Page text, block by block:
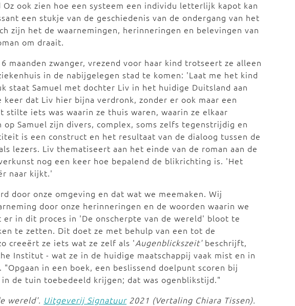
Oz ook zien hoe een systeem een individu letterlijk kapot kan
een stukje van de geschiedenis van de ondergang van het
zijn het de waarnemingen, herinneringen en belevingen van
om draait.
maanden zwanger, vrezend voor haar kind trotseert ze alleen
in de nabijgelegen stad te komen: 'Laat me het kind
staat Samuel met dochter Liv in het huidige Duitsland aan
keer dat Liv hier bijna verdronk, zonder er ook maar een
stilte iets was waarin ze thuis waren, waarin ze elkaar
Samuel zijn divers, complex, soms zelfs tegenstrijdig en
is een construct en het resultaat van de dialoog tussen de
lezers. Liv thematiseert aan het einde van de roman aan de
nog een keer hoe bepalend de blikrichting is. 'Het
naar kijkt.'
door onze omgeving en dat wat we meemaken. Wij
door onze herinneringen en de woorden waarin we
in dit proces in 'De onscherpte van de wereld' bloot te
te zetten. Dit doet ze met behulp van een tot de
creeërt ze iets wat ze zelf als 'Augenblickszeit'beschrijft,
Institut - wat ze in de huidige maatschappij vaak mist en in
in een boek, een beslissend doelpunt scoren bij
de tuin toebedeeld krijgen; dat was ogenblikstijd."
wereld'. Uitgeverij Signatuur2021 (Vertaling Chiara Tissen).